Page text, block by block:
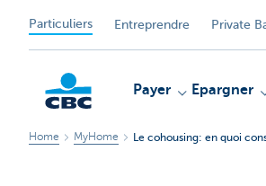
Particuliers Entreprendre Private
Payer Epargner
Home MyHome Le cohousing: en quoi